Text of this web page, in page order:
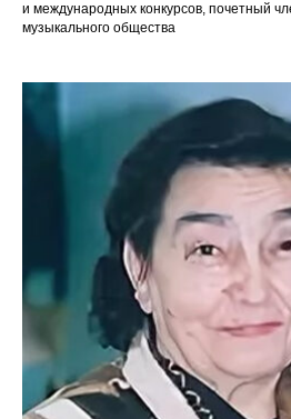
и международных конкурсов, почетный
музыкального общества